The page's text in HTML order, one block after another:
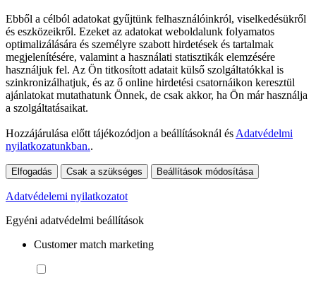
Ebből a célból adatokat gyűjtünk felhasználóinkról, viselkedésükről
és eszközeikről. Ezeket az adatokat weboldalunk folyamatos
optimalizálására és személyre szabott hirdetések és tartalmak
megjelenítésére, valamint a használati statisztikák elemzésére
használjuk fel. Az Ön titkosított adatait külső szolgáltatókkal is
szinkronizálhatjuk, és az ő online hirdetési csatornáikon keresztül
ajánlatokat mutathatunk Önnek, de csak akkor, ha Ön már használja
a szolgáltatásaikat.
Hozzájárulása előtt tájékozódjon a beállításoknál és Adatvédelmi
nyilatkozatunkban..
Elfogadás Csak a szükséges Beállítások módosítása
Adatvédelemi nyilatkozatot
Egyéni adatvédelmi beállítások
Customer match marketing